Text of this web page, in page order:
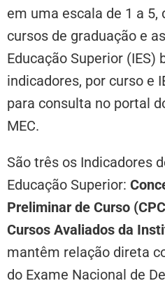
em uma escala de 1 a 5,
cursos de graduação e
Educação Superior (IES)
indicadores, por curso e
para consulta no portal
MEC.
São três os Indicadores
Educação Superior:
Preliminar de Curso
Cursos Avaliados da
mantêm relação direta
do Exame Nacional de